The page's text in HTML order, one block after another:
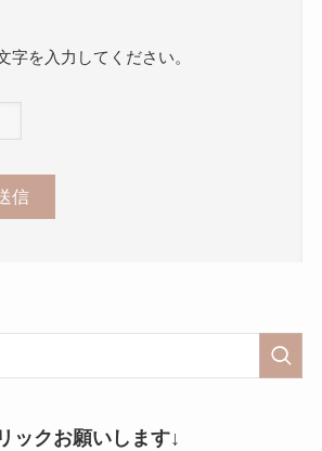
字を入力してください。
ックお願いします↓